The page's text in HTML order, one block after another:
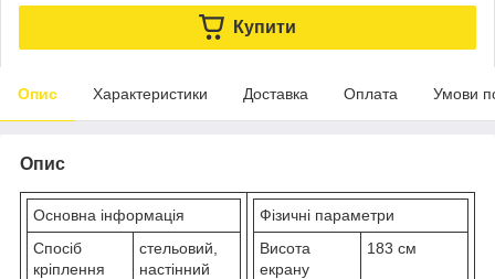
Купити
Опис Характеристики Доставка Оплата Умови
Опис
Основна інформація
Спосіб
кріплення
стельовий,
настінний
Фізичні параметри
Висота
екрану
183 см